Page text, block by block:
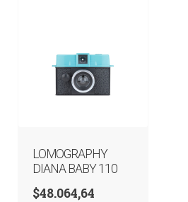
LOMOGRAPHY
DIANA BABY 110
$48.064,64